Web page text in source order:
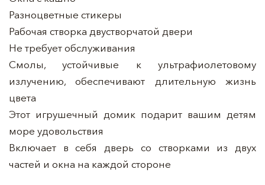
Разноцветные стикеры
Рабочая створка двустворчатой двери
Не требует обслуживания
Смолы, устойчивые к ультрафиолетовому
излучению, обеспечивают длительную жизнь
цвета
Этот игрушечный домик подарит вашим детям
море удовольствия
Включает в себя дверь со створками из двух
частей и окна на каждой стороне